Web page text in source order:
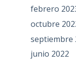
febrero
octubre
septiembre
junio 2022